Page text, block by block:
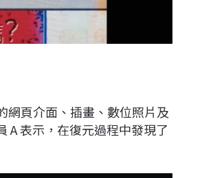
頁介面、插畫、數位照片及
A 表示，在復元過程中發現了